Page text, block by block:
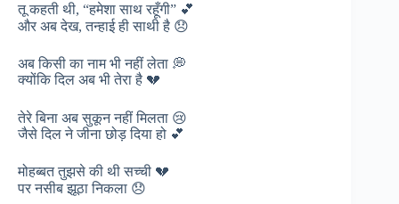
तू कहती थी, “हमेशा साथ रहूँगी” 💕
और अब देख, तन्हाई ही साथी है 😞
अब किसी का नाम भी नहीं लेता 💭
क्योंकि दिल अब भी तेरा है 💔
तेरे बिना अब सुकून नहीं मिलता 😢
जैसे दिल ने जीना छोड़ दिया हो 💕
मोहब्बत तुझसे की थी सच्ची 💔
पर नसीब झूठा निकला 😞